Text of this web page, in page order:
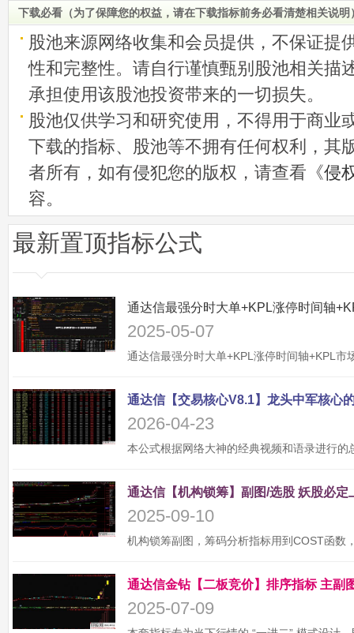
下载必看（为了保障您的权益，请在下载指标前务必看清楚相关说明
股池来源网络收集和会员提供，不保证提
性和完整性。请自行谨慎甄别股池相关描
承担使用该股池投资带来的一切损失。
股池仅供学习和研究使用，不得用于商业
下载的指标、股池等不拥有任何权利，其
者所有，如有侵犯您的版权，请查看《侵
容。
最新置顶指标公式
2025-05-07
2026-04-23
2025-09-10
2025-07-09